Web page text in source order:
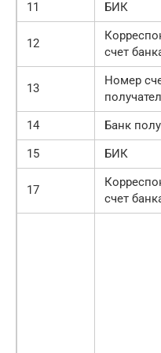
11 БИК
12
счет
13
Номер
14
Банк
15
БИК
17
счет